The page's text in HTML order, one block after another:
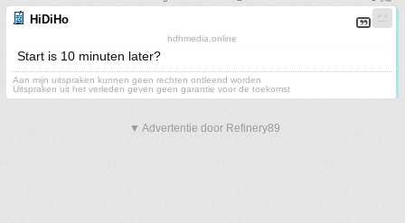
HiDiHo
hdhmedia.online
Start is 10 minuten later?
Aan mijn uitspraken kunnen geen rechten ontleend worden
Uitspraken uit het verleden geven geen garantie voor de toekomst
▼ Advertentie door Refinery89